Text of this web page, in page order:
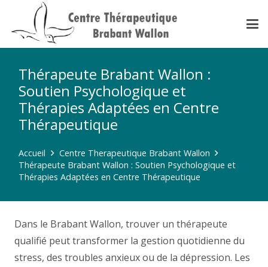
Thérapeute Brabant Wallon :
Soutien Psychologique et
Thérapies Adaptées en Centre
Thérapeutique
Accueil
Centre Therapeutique Brabant Wallon
Thérapeute Brabant Wallon : Soutien Psychologique et
Thérapies Adaptées en Centre Thérapeutique
Dans le Brabant Wallon, trouver un thérapeute
qualifié peut transformer la gestion quotidienne du
stress, des troubles anxieux ou de la dépression. Les